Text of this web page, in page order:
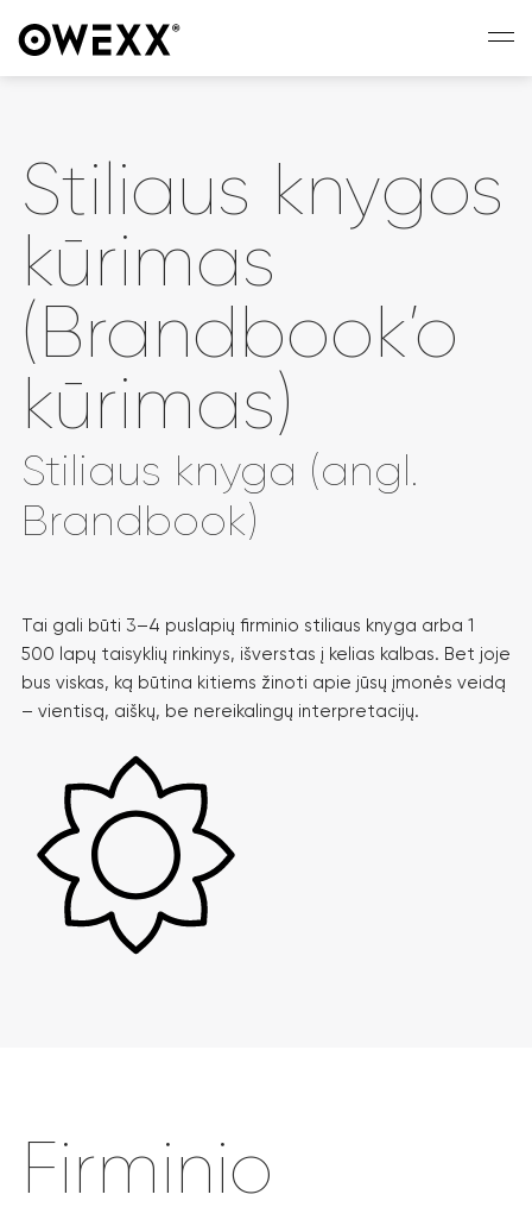
Stiliaus knygos
kūrimas
(Brandbook’o
kūrimas)
Stiliaus knyga (angl.
Brandbook)
Tai gali būti 3–4 puslapių firminio stiliaus knyga arba 1
500 lapų taisyklių rinkinys, išverstas į kelias kalbas. Bet joje
bus viskas, ką būtina kitiems žinoti apie jūsų įmonės veidą
– vientisą, aiškų, be nereikalingų interpretacijų.
Firminio